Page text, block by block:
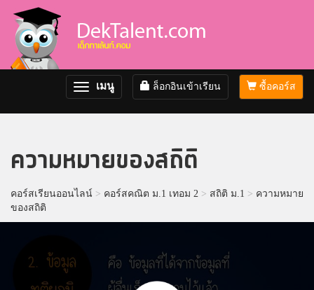
ซื้อคอร์ส
ล็อกอินเข้าเรียน
Toggle
navigation
เมนู
ความหมายของสถิติ
คอร์สเรียนออนไลน์ > คอร์สคณิต ม.1 เทอม 2 > สถิติ ม.1 > ความหมาย
ของสถิติ